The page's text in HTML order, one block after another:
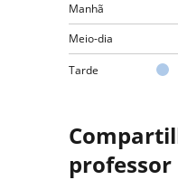
Manhã
Meio-dia
Tarde
professor